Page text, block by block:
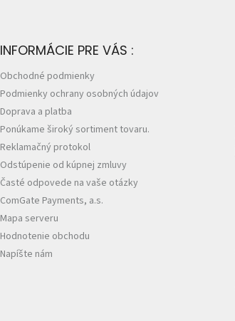
INFORMÁCIE PRE VÁS :
Obchodné podmienky
Podmienky ochrany osobných údajov
Doprava a platba
Ponúkame široký sortiment tovaru.
Reklamačný protokol
Odstúpenie od kúpnej zmluvy
Časté odpovede na vaše otázky
ComGate Payments, a.s.
Mapa serveru
Hodnotenie obchodu
Napíšte nám